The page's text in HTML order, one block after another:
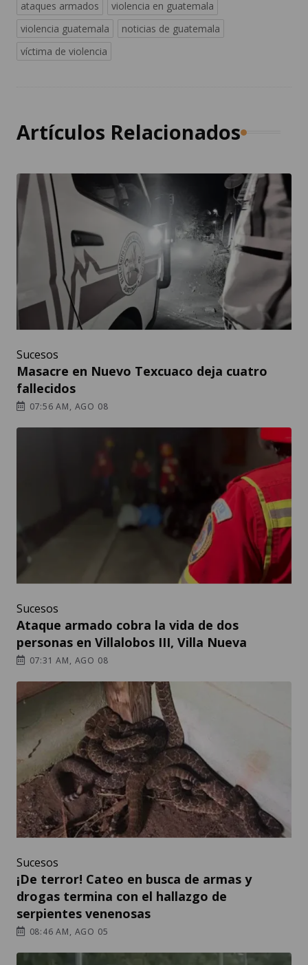
ataques armados
violencia en guatemala
violencia guatemala
noticias de guatemala
víctima de violencia
Artículos Relacionados
Sucesos
Masacre en Nuevo Texcuaco deja cuatro
fallecidos
07:56 AM, AGO 08
Sucesos
Ataque armado cobra la vida de dos
personas en Villalobos III, Villa Nueva
07:31 AM, AGO 08
Sucesos
¡De terror! Cateo en busca de armas y
drogas termina con el hallazgo de
serpientes venenosas
08:46 AM, AGO 05